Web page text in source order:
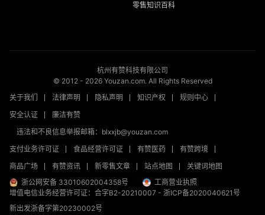
零售知识百科
杭州有赞科技有限公司
© 2012 - 2026Youzan.com. All Rights Reserved
关于我们
法律声明 隐私声明 知识产权
规则中心
安全认证
廉洁有赞
违法和不良信息举报邮箱：blxxjb@youzan.com
支付业务许可证
食品经营许可证 有赞医药
有赞跨境
商品广场
有赞资讯 新零售文章 站点地图
关键词地图
浙公网安备 33010602004358号
工商营业执照
增值电信业务经营许可证：合字B2-20210007 - 浙ICP备2020040621号
新出发浙备字第20230002号